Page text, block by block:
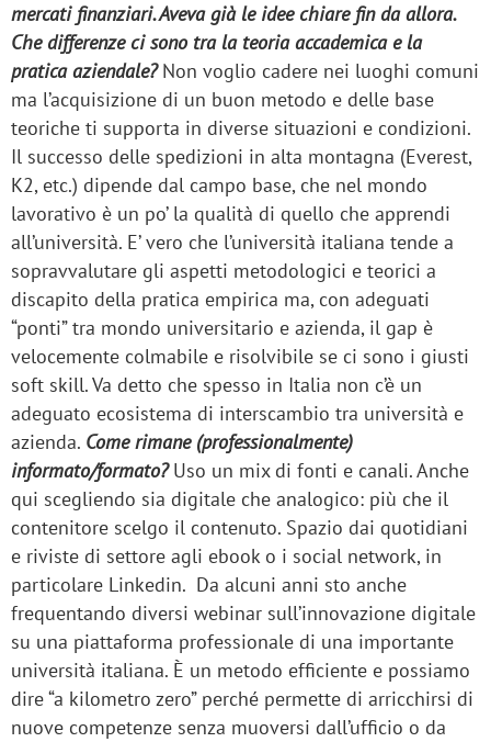
mercati finanziari. Aveva già le idee chiare fin da allora.
Che differenze ci sono tra la teoria accademica e la
pratica aziendale?Non voglio cadere nei luoghi comuni
ma l’acquisizione di un buon metodo e delle base
teoriche ti supporta in diverse situazioni e condizioni.
Il successo delle spedizioni in alta montagna (Everest,
K2, etc.) dipende dal campo base, che nel mondo
lavorativo è un po’ la qualità di quello che apprendi
all’università. E’ vero che l’università italiana tende a
sopravvalutare gli aspetti metodologici e teorici a
discapito della pratica empirica ma, con adeguati
“ponti” tra mondo universitario e azienda, il gap è
velocemente colmabile e risolvibile se ci sono i giusti
soft skill. Va detto che spesso in Italia non c’è un
adeguato ecosistema di interscambio tra università e
azienda. Come rimane (professionalmente)
informato/formato?Uso un mix di fonti e canali. Anche
qui scegliendo sia digitale che analogico: più che il
contenitore scelgo il contenuto. Spazio dai quotidiani
e riviste di settore agli ebook o i social network, in
particolare Linkedin. Da alcuni anni sto anche
frequentando diversi webinar sull’innovazione digitale
su una piattaforma professionale di una importante
università italiana. È un metodo efficiente e possiamo
dire “a kilometro zero” perché permette di arricchirsi di
nuove competenze senza muoversi dall’ufficio o da